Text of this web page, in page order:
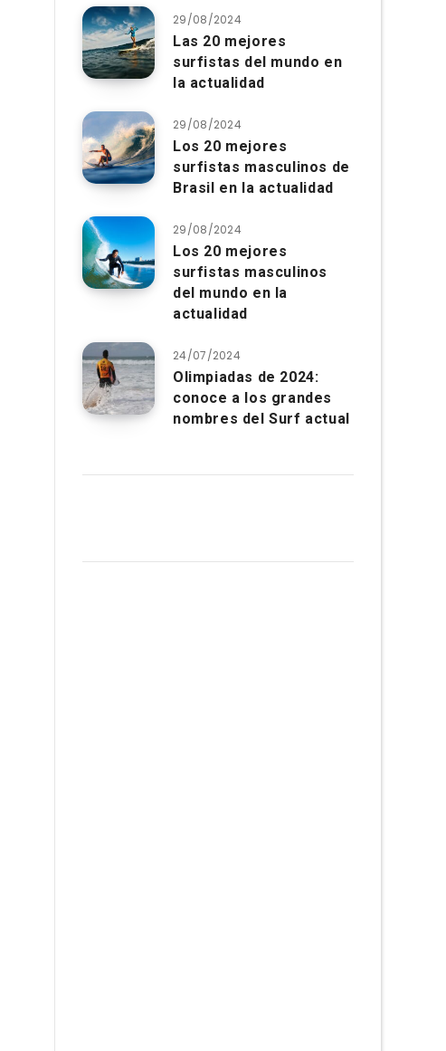
29/08/2024
Las 20 mejores
surfistas del mundo en
la actualidad
29/08/2024
Los 20 mejores
surfistas masculinos de
Brasil en la actualidad
29/08/2024
Los 20 mejores
surfistas masculinos
del mundo en la
actualidad
24/07/2024
Olimpiadas de 2024:
conoce a los grandes
nombres del Surf actual